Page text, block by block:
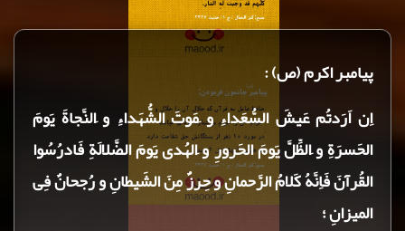
پیامبر اکرم (ص) :
اِن اَرَدتُم عَيشَ السُّعَداءِ و َمَوتَ الشُّهَداءِ و َالنَّجاةَ يَومَ
الحَسرَةِ و َالظِّلَّ يَومَ الحَرورِ و َالهُدى يَومَ الضَّلالَةِ فَادرُسُوا
القُرآنَ فَاِنَّهُ كَلامُ الرَّحمانِ و حِرزٌ مِنَ الشَيطانِ و رُجحانٌ فِى
الميزانِ ؛